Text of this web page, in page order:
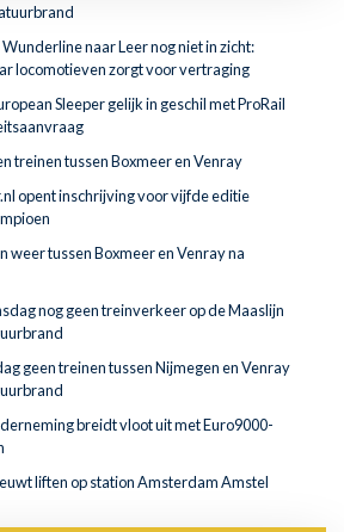
naar Leer nog niet in zicht:
locomotieven zorgt voor vertraging
Sleeper gelijk in geschil met ProRail
treinen tussen Boxmeer en Venray
opent inschrijving voor vijfde editie
weer tussen Boxmeer en Venray na
nog geen treinverkeer op de Maaslijn
geen treinen tussen Nijmegen en Venray
breidt vloot uit met Euro9000-
liften op station Amsterdam Amstel